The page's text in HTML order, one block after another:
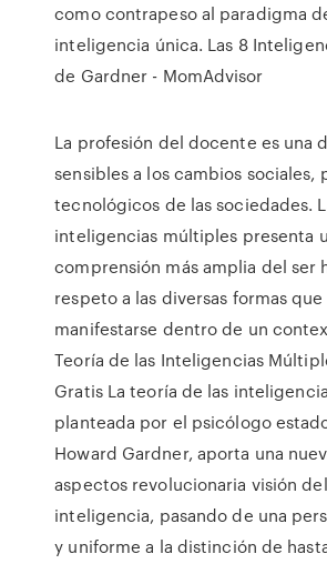
como contrapeso al paradigma
inteligencia única. Las 8
de Gardner - MomAdvisor
La profesión del docente es una
sensibles a los cambios sociales,
tecnológicos de las sociedades.
inteligencias múltiples presenta
comprensión más amplia del ser
respeto a las diversas formas
manifestarse dentro de un
Teoría de las Inteligencias
Gratis La teoría de las
planteada por el psicólogo
Howard Gardner, aporta una
aspectos revolucionaria visión
inteligencia, pasando de una
y uniforme a la distinción de